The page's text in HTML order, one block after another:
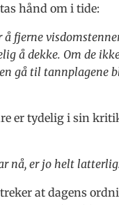
hånd om i tide:
å fjerne
å dekke. Om de
gå til tannplagene
er tydelig i sin
nå, er jo helt
at dagens